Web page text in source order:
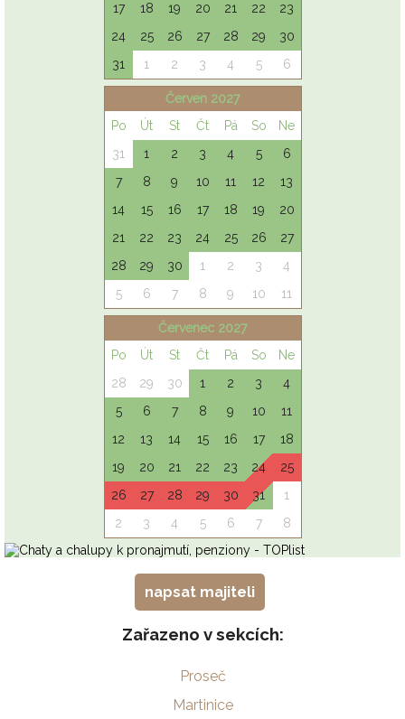
napsat majiteli
Zařazeno v sekcích:
Proseč
Martinice